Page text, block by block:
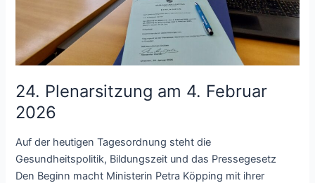
24. Plenarsitzung am 4. Februar
2026
Auf der heutigen Tagesordnung steht die
Gesundheitspolitik, Bildungszeit und das Pressegesetz
Den Beginn macht Ministerin Petra Köpping mit ihrer